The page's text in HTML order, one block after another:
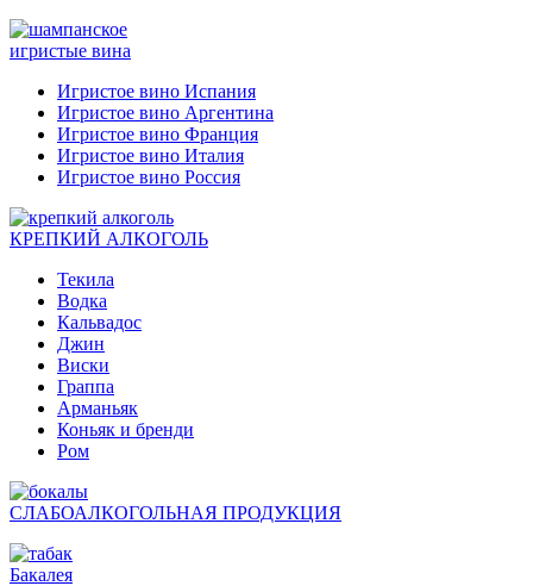
игристые вина
Игристое вино Испания
Игристое вино Аргентина
Игристое вино Франция
Игристое вино Италия
Игристое вино Россия
КРЕПКИЙ АЛКОГОЛЬ
Текила
Водка
Кальвадос
Джин
Виски
Граппа
Арманьяк
Коньяк и бренди
Ром
СЛАБОАЛКОГОЛЬНАЯ ПРОДУКЦИЯ
Бакалея